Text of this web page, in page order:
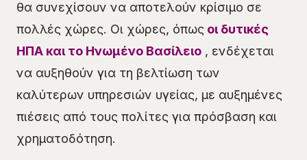
θα συνεχίσουν να αποτελούν κρίσιμο σε
πολλές χώρες. Οι χώρες, όπως οι δυτικές
ΗΠΑ και το Ηνωμένο Βασίλειο , ενδέχεται
να αυξηθούν για τη βελτίωση των
καλύτερων υπηρεσιών υγείας, με αυξημένες
πιέσεις από τους πολίτες για πρόσβαση και
χρηματοδότηση.